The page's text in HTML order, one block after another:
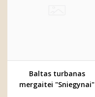
Baltas turbanas
mergaitei "Sniegynai"